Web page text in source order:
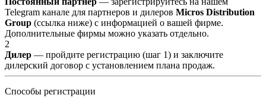
Telegram канале для партнеров и дилеров Micros Distribution
Group (ссылка ниже) с информацией о вашей фирме.
Дополнительные фирмы можно указать отдельно.
2
Дилер — пройдите регистрацию (шаг 1) и заключите
дилерский договор с установлением плана продаж.
Способы регистрации